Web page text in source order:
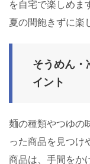
を自宅で楽しめま
夏の間飽きずに楽
そうめん・
イント
麺の種類やつゆの
った商品を見つけ
商品は、手間をか